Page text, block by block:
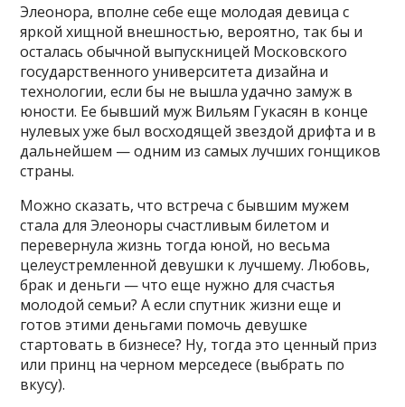
Элеонора, вполне себе еще молодая девица с
яркой хищной внешностью, вероятно, так бы и
осталась обычной выпускницей Московского
государственного университета дизайна и
технологии, если бы не вышла удачно замуж в
юности. Ее бывший муж Вильям Гукасян в конце
нулевых уже был восходящей звездой дрифта и в
дальнейшем — одним из самых лучших гонщиков
страны.
Можно сказать, что встреча с бывшим мужем
стала для Элеоноры счастливым билетом и
перевернула жизнь тогда юной, но весьма
целеустремленной девушки к лучшему. Любовь,
брак и деньги — что еще нужно для счастья
молодой семьи? А если спутник жизни еще и
готов этими деньгами помочь девушке
стартовать в бизнесе? Ну, тогда это ценный приз
или принц на черном мерседесе (выбрать по
вкусу).